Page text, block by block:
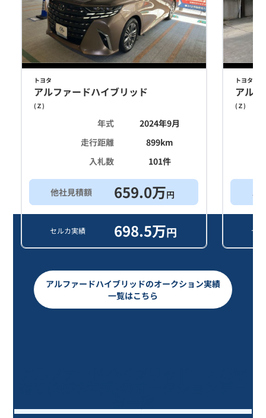
トヨタ
アルファードハイブリッド
( Ｚ)
年式
2024年9月
走行距離
899km
入札数
101件
他社見積額 659.0万円
セルカ実績 698.5万円
トヨタ
アル
( Ｚ)
ス
セ
アルファードハイブリッドのオークション実績
一覧はこちら